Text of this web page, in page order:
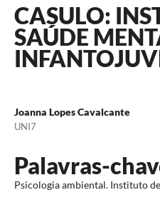
CASULO:
SAÚDE
Joanna Lopes Cavalcante
UNI7
Palavras-
Psicologia ambiental. Instituto